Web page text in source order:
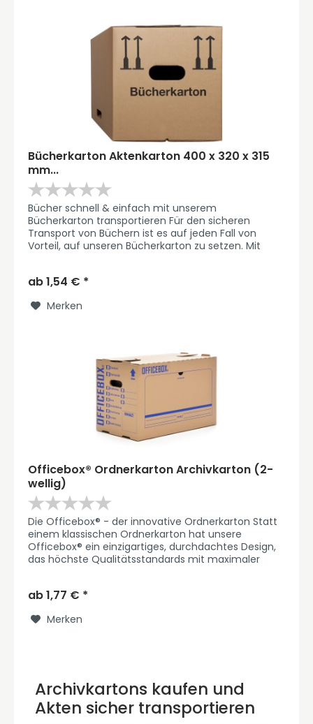
Bücherkarton Aktenkarton 400 x 320 x 315
mm...
Bücher schnell & einfach mit unserem
Bücherkarton transportieren Für den sicheren
Transport von Büchern ist es auf jeden Fall von
Vorteil, auf unseren Bücherkarton zu setzen. Mit
ab 1,54 € *
Merken
Officebox® Ordnerkarton Archivkarton (2-
wellig)
Die Officebox® - der innovative Ordnerkarton Statt
einem klassischen Ordnerkarton hat unsere
Officebox® ein einzigartiges, durchdachtes Design,
das höchste Qualitätsstandards mit maximaler
ab 1,77 € *
Merken
Archivkartons kaufen und
Akten sicher transportieren